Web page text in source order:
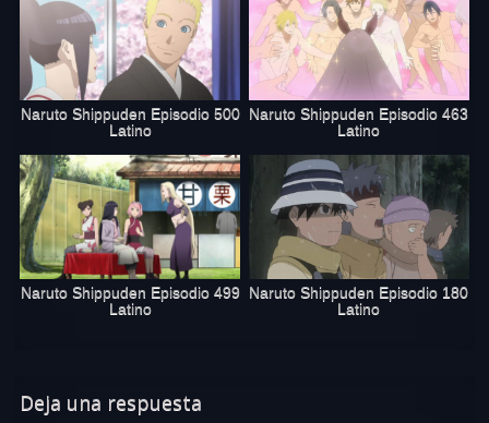
Naruto Shippuden Episodio 500
Latino
Naruto Shippuden Episodio 463
Latino
Naruto Shippuden Episodio 499
Latino
Naruto Shippuden Episodio 180
Latino
Deja una respuesta